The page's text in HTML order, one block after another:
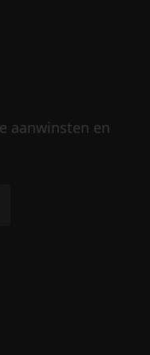
aanwinsten en